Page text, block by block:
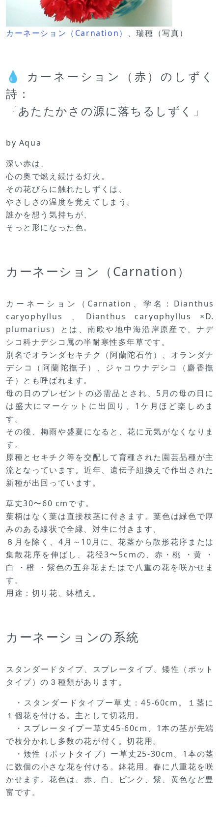
カーネーション（Carnation） 、瑞穂（写真）
💧 カーネーション（赤）のしずく
詩：
『あたたかさの源に落ちるしずく」
by Aqua
深い赤は、
心の奥で燃え続ける灯火。
その花びらに触れたしずくは、
やさしさの温度を覚えてしまう。
誰かを想う気持ちが、
そっと形になった色。
カーネーション（Carnation）
カーネーション（Carnation、学名：Dianthus
caryophyllus 、Dianthus caryophyllus ×D.
plumarius）とは、南欧や地中海沿岸原産で、ナデ
シコ科ナデシコ属の半耐寒性多年草です。
別名でオランダセキチク（阿蘭陀石竹）、オランダナ
デシコ（阿蘭陀撫子）、ジャコウナデシコ（麝香撫
子）とも呼ばれます。
母の日のプレゼントの必需品とされ、5月の母の日に
は盛大にマーケットに出回り、1ケ月ほど楽しめま
す。
その後、梅雨や盛夏になると、花に元気がなくなりま
す。
原種とセキチク等を交配して育種された園芸品種が主
流となっています。近年、遺伝子組換えで作出された
新種が出回っています。
草丈30〜60 cmです。
葉柄はなく葉は直接枝茎に付きます。葉色は緑色で厚
みのある線状で全縁、対生に付きます、
８月を除く、4月～10月に、花茎から散形花序または
集散花序を伸ばし、花径3〜5cmの、赤・桃 ・黄 ・
白 ・橙 ・紫色の五弁花またはで八重の花を咲かせま
す。
用途：切り花、鉢植え。
カーネーションの系統
スタンダードタイプ、スプレータイプ、矮性（ポット
タイプ）の３種類があります。
・スタンダードタイプー草丈：45-60cm。１茎に
１個花を付ける。主として切花用。
・スプレータイプー草丈45-60cm、1本の茎が先端
で枝分かれし多数の花が付く。切花用。
・矮性（ポットタイプ）ー草丈25-30cm。1本の茎
に数個の小さな花を付ける。鉢花用。春に八重花を咲
かせます。花色は、赤、白、ピンク、紫、黄色など豊
富です。